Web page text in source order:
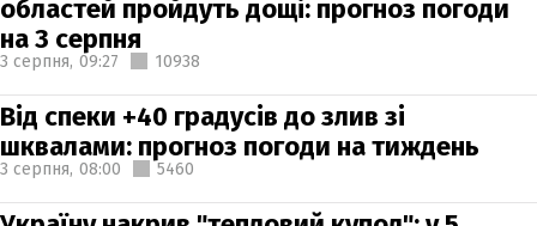
областей пройдуть дощі: прогноз погоди
на 3 серпня
3 серпня, 09:27 10938
Від спеки +40 градусів до злив зі
шквалами: прогноз погоди на тиждень
3 серпня, 08:00 5460